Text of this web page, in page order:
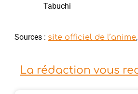
Tabuchi
Sources : site officiel de l’anime,
La rédaction vous